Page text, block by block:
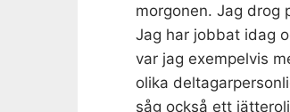
morgonen. Jag drog
Jag har jobbat idag
var jag exempelvis
olika
såg också ett